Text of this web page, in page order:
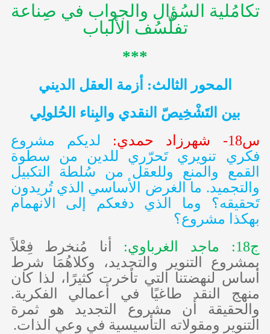
تكامُلية السُؤال والجواب في صِناعة
تفلّسُف الألباب
***
المحور الثالث: أزمة العقل الديني
بين التَشْخِيصّ النقدي والبِناء الحُلولِي
س18- شهرزاد حمدي:
لديكم مشروع
فكري تنويري تَحرّري للدين من سطوة
القمع والمنع وللعقل من سُلطة التكبيل
والتجميد. ما الغرض الأساسي الذي تُريدون
تَحقيقه؟ وما الذي دفعكم إلى الانهمام
بهكذا مشروع؟
ج18: ماجد الغرباوي:
أنا مُنخرط فِعْلاً
بمشروع التنوير والتجديد، وكلاهُمَا شرط
أساس لنهضتنا التي تأخرت كثيرًا، لذا كان
منهج النقد طاغيًا في أعمالي الفكرية.
والحقيقة أن مشروع التجديد هو ثمرة
التنوير ومقولاته التأسيسية في وعي الذات.